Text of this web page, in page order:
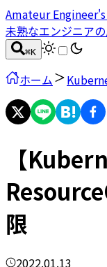
Amateur
未熟なエンジニア
⌘K
ホーム
【
限
2022.01.13